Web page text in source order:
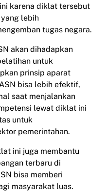
karena diklat tersebut
lebih
tugas negara.
akan dihadapkan
untuk
prinsip aparat
bisa lebih efektif,
saat menjalankan
lewat diklat ini
untuk
pemerintahan.
ini juga membantu
terbaru di
bisa memberi
masyarakat luas.